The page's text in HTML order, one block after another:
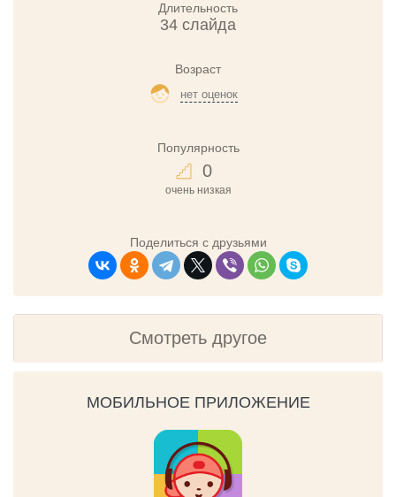
Длительность
34 слайда
Возраст
нет оценок
Популярность
0
очень низкая
Поделиться с друзьями
Смотреть другое
МОБИЛЬНОЕ ПРИЛОЖЕНИЕ